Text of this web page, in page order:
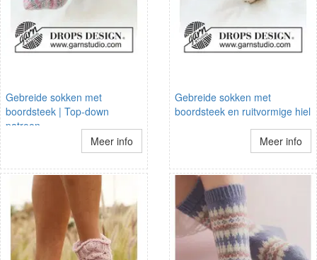
Gebreide sokken met
boordsteek | Top-down
patroon
Meer info
Gebreide sokken met
boordsteek en ruitvormige hiel
Meer info